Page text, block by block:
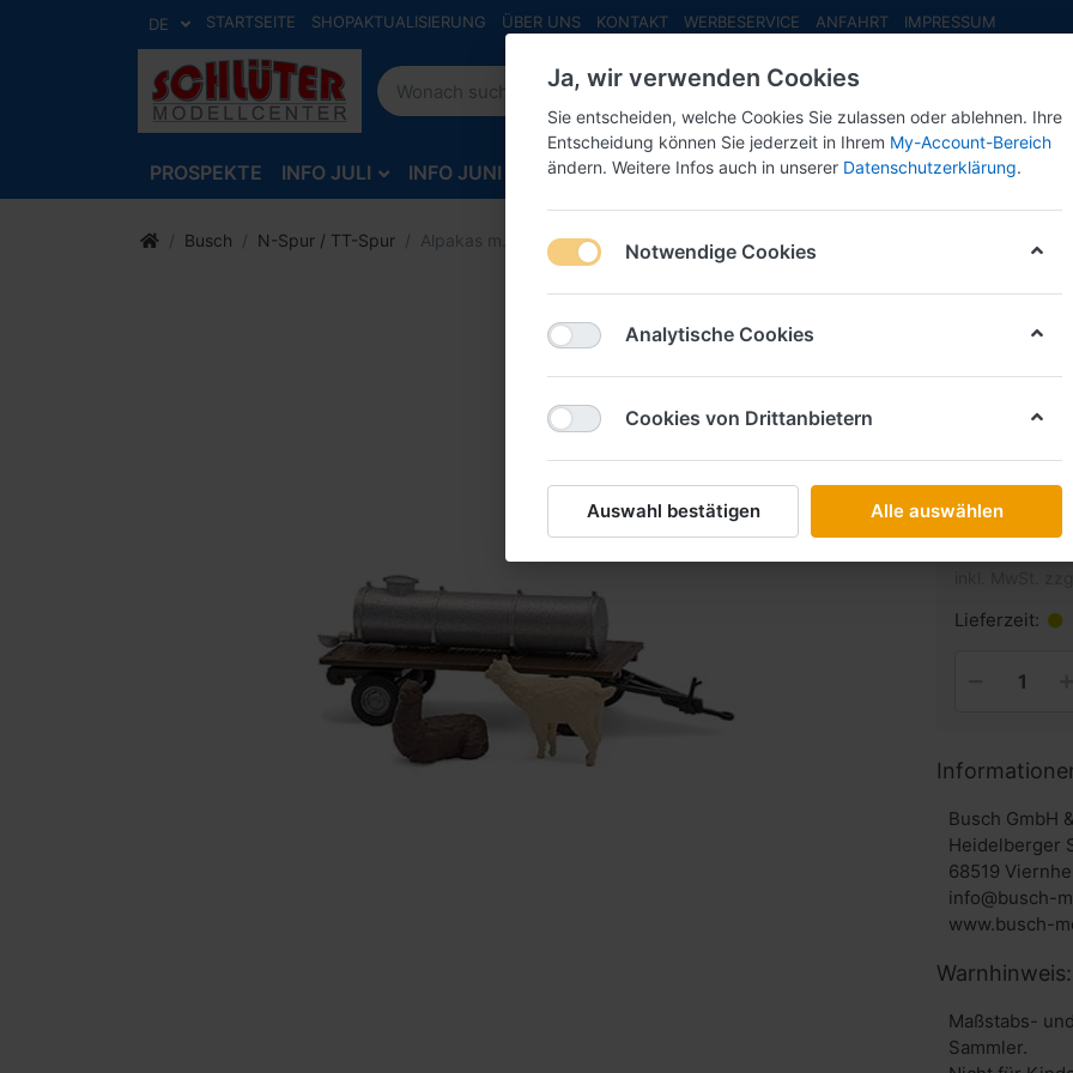
DE STARTSEITE SHOPAKTUALISIERUNG ÜBER UNS KONTAKT WERBESERVICE ANFAHRT IMPRESSUM
PROSPEKTE INFO JULI INFO JUNI INFO MAI NEU EINGETROFFEN NEUHEITEN
Busch N-Spur / TT-Spur Alpakas m.Wasserfass -A-Set- -1:160-
Busch
-1:160-
24,50
Lieferzeit:
Busch GmbH
Heidelberger
68519
info@busch-
www.busch-
Warnhinweis:
Maßstabs-
Sammler.
Ja, wir verwenden Cookies
Sie entscheiden, welche Cookies Sie zulassen oder ablehnen. Ihre
Entscheidung können Sie jederzeit in Ihrem My-Account-Bereich
ändern. Weitere Infos auch in unserer Datenschutzerklärung.
Notwendige Cookies
Analytische Cookies
Cookies von Drittanbietern
Auswahl bestätigen Alle auswählen